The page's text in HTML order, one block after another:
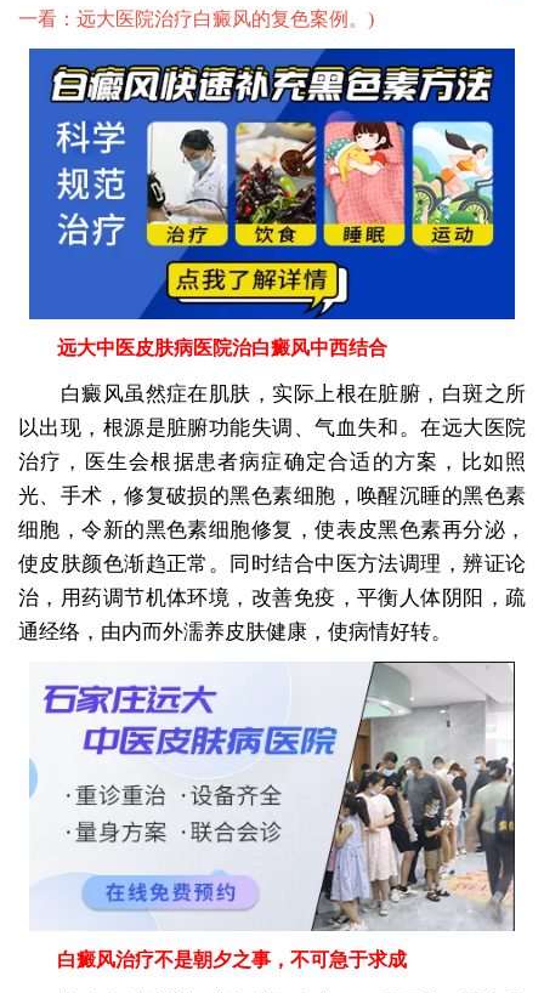
一看：远大医院治疗白癜风的复色案例。 )
远大中医皮肤病医院治白癜风中西结合
白癜风虽然症在肌肤，实际上根在脏腑，白斑之所
以出现，根源是脏腑功能失调、气血失和。在远大医院
治疗，医生会根据患者病症确定合适的方案，比如照
光、手术，修复破损的黑色素细胞，唤醒沉睡的黑色素
细胞，令新的黑色素细胞修复，使表皮黑色素再分泌，
使皮肤颜色渐趋正常。同时结合中医方法调理，辨证论
治，用药调节机体环境，改善免疫，平衡人体阴阳，疏
通经络，由内而外濡养皮肤健康，使病情好转。
白癜风治疗不是朝夕之事，不可急于求成